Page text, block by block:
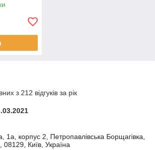
з 212 відгуків за рік
1а, корпус 2, Петропавлівська Борщагівка,
08129, Київ, Україна